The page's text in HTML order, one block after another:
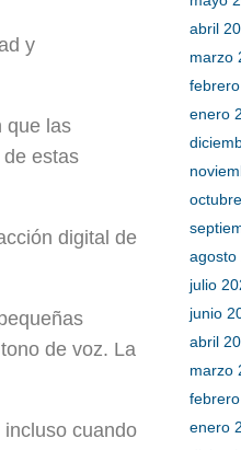
y
que las
estas
digital de
de voz. La
cuando
abril
marzo
enero
agosto
julio
junio
abril
marzo
enero